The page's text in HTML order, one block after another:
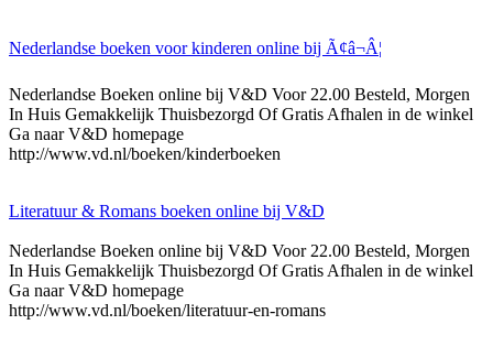
Nederlandse boeken voor kinderen online bij Ã¢â¬Â¦
Nederlandse Boeken online bij V&D Voor 22.00 Besteld, Morgen
In Huis Gemakkelijk Thuisbezorgd Of Gratis Afhalen in de winkel
Ga naar V&D homepage
http://www.vd.nl/boeken/kinderboeken
Literatuur & Romans boeken online bij V&D
Nederlandse Boeken online bij V&D Voor 22.00 Besteld, Morgen
In Huis Gemakkelijk Thuisbezorgd Of Gratis Afhalen in de winkel
Ga naar V&D homepage
http://www.vd.nl/boeken/literatuur-en-romans